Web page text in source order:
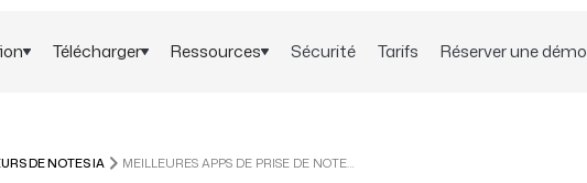
Télécharger Ressources Sécurité Tarifs Réserver une démo
DE NOTES IA MEILLEURES APPS DE PRISE DE NOTES IA POUR APPLE WATCH : TOP 6